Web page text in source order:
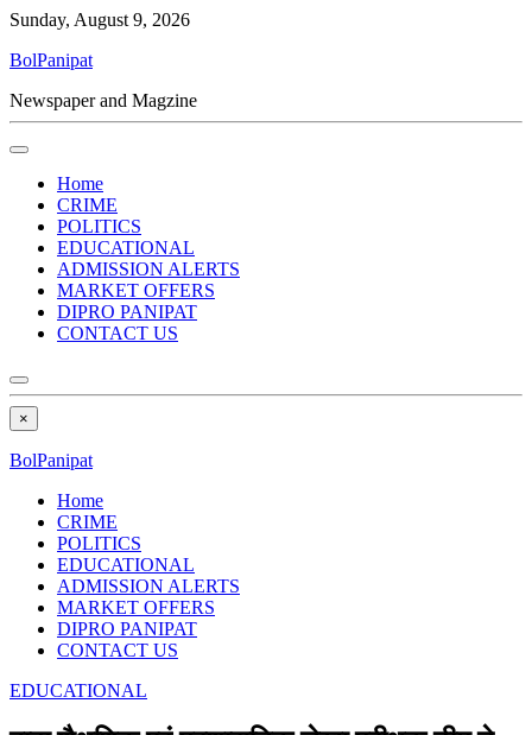
Sunday, August 9, 2026
BolPanipat
Newspaper and Magzine
Home
CRIME
POLITICS
EDUCATIONAL
ADMISSION ALERTS
MARKET OFFERS
DIPRO PANIPAT
CONTACT US
×
BolPanipat
Home
CRIME
POLITICS
EDUCATIONAL
ADMISSION ALERTS
MARKET OFFERS
DIPRO PANIPAT
CONTACT US
EDUCATIONAL